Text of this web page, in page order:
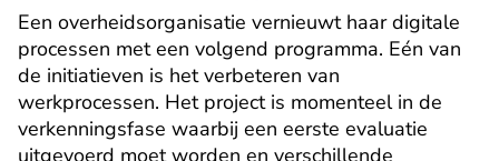
Een overheidsorganisatie vernieuwt haar digitale
processen met een volgend programma. Eén van
de initiatieven is het verbeteren van
werkprocessen. Het project is momenteel in de
verkenningsfase waarbij een eerste evaluatie
uitgevoerd moet worden en verschillende